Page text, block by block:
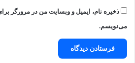
ذخیره نام، ایمیل و وبسایت من در مرورگر
می‌نویسم.